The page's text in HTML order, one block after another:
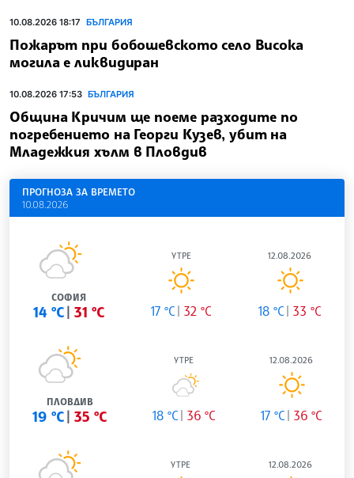
10.08.2026 18:17 БЪЛГАРИЯ
Пожарът при бобошевското село Висока
могила е ликвидиран
10.08.2026 17:53 БЪЛГАРИЯ
Община Кричим ще поеме разходите по
погребението на Георги Кузев, убит на
Младежкия хълм в Пловдив
ПРОГНОЗА ЗА ВРЕМЕТО
10.08.2026
СОФИЯ
14 °C 31 °C
УТРЕ
17 °C 32 °C
12.08.2026
18 °C 33 °C
ПЛОВДИВ
19 °C 35 °C
УТРЕ
18 °C 36 °C
12.08.2026
17 °C 36 °C
УТРЕ 12.08.2026